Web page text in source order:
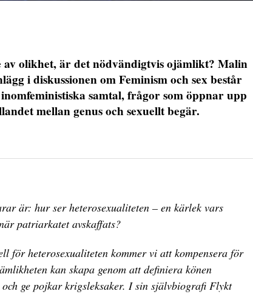
av olikhet, är det nödvändigtvis ojämlikt? Malin
i diskussionen om Feminism och sex består
samtal, frågor som öppnar upp
mellan genus och sexuellt begär.
är: hur ser heterosexualiteten – en kärlek vars
patriarkatet avskaffats?
för heterosexualiteten kommer vi att kompensera för
kan skapa genom att definiera könen
ge pojkar krigsleksaker. I sin självbiografi Flykt